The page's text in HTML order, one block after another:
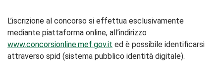
L’iscrizione al concorso si effettua esclusivamente
mediante piattaforma online, all’indirizzo
www.concorsionline.mef.gov.it ed è possibile identificarsi
attraverso spid (sistema pubblico identità digitale).